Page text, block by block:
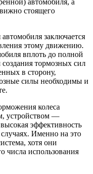
стоящего
заключается
этому движению.
вплоть до полной
создания тормозных сил
в сторону,
силы необходимы и
колеса
устройством —
эффективность
Именно на это
хотя они
числа использования